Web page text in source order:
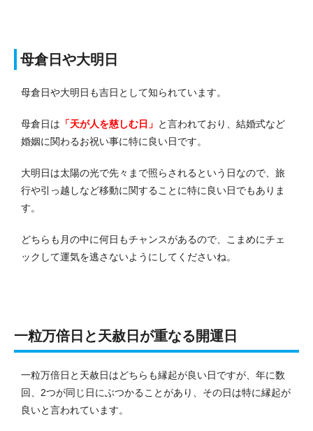
母倉日や大明日
母倉日や大明日も吉日として知られています。
母倉日は 「天が人を慈しむ日」 と言われており、結婚式など
婚姻に関わるお祝い事に特に良い日です。
大明日は太陽の光で先々まで照らされるという日なので、旅
行や引っ越しなど移動に関することに特に良い日でもありま
す。
どちらも月の中に何日もチャンスがあるので、こまめにチェ
ックして運気を逃さないようにしてくださいね。
一粒万倍日と天赦日が重なる開運日
一粒万倍日と天赦日はどちらも縁起が良い日ですが、年に数
回、2つが同じ日にぶつかることがあり、その日は特に縁起が
良いと言われています。